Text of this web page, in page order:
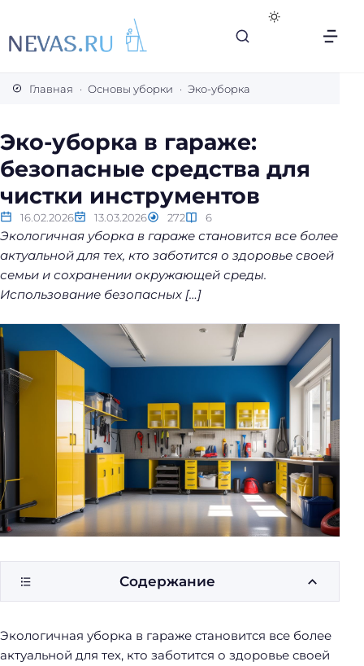
е
к
т
ы
л
е
г
к
о
б
р
и
Главная Основы уборки Эко-уборка
Эко-уборка в гараже:
безопасные средства для
чистки инструментов
16.02.2026 13.03.2026 272 6
Экологичная уборка в гараже становится все более
актуальной для тех, кто заботится о здоровье своей
семьи и сохранении окружающей среды.
Использование безопасных […]
Экологичная уборка в гараже становится все более
актуальной для тех, кто заботится о здоровье своей
Содержание